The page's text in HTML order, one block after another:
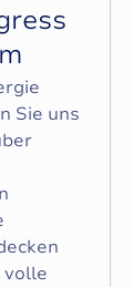
ress
m
Sie uns
volle